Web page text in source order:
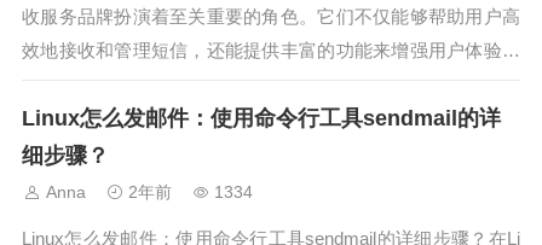
收服务品牌扮演着至关重要的角色。它们不仅能够帮助用户高
效地接收和管理短信，还能提供丰富的功能来增强用户体验。
今天，我们将介绍7个最好的短信接收服务品牌，这些品牌以
其卓越的性能和用户友好的界面而受到用户的青睐。1. Aoksen
d.com - 领先...
Linux怎么发邮件：使用命令行工具sendmail的详
细步骤？
Anna 2年前 1334
Linux怎么发邮件：使用命令行工具sendmail的详细步骤？在Li